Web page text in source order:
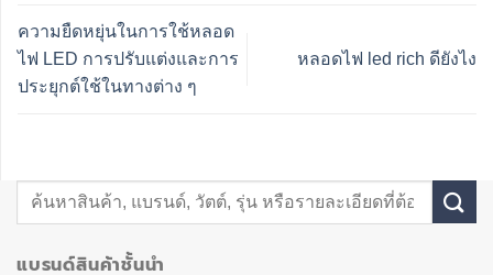
แบรนด์สินค้าชั้นนำ
ความยืดหยุ่นในการใช้หลอด
ไฟ LED การปรับแต่งและการ
ประยุกต์ใช้ในทางต่าง ๆ
หลอดไฟ led rich ดียังไง